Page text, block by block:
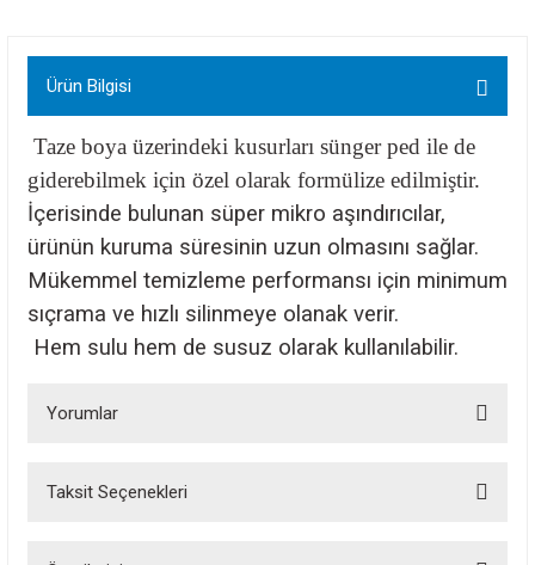
Ürün Bilgisi
Taze boya üzerindeki kusurları sünger ped ile de
giderebilmek için özel olarak formülize edilmiştir.
İçerisinde bulunan süper mikro aşındırıcılar,
ürünün kuruma süresinin uzun olmasını sağlar.
Mükemmel temizleme performansı için minimum
sıçrama ve hızlı silinmeye olanak verir.
Hem sulu hem de susuz olarak kullanılabilir.
Yorumlar
Taksit Seçenekleri